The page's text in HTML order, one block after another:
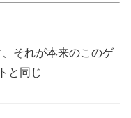
それが本来のこのゲ
と同じ